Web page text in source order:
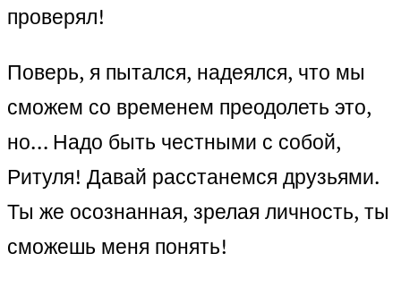
проверял!
Поверь, я пытался, надеялся, что мы
сможем со временем преодолеть это,
но… Надо быть честными с собой,
Ритуля! Давай расстанемся друзьями.
Ты же осознанная, зрелая личность, ты
сможешь меня понять!